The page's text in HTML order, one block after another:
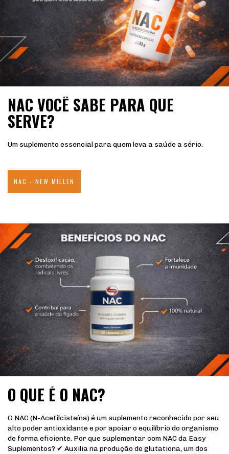
NAC VOCÊ SABE PARA QUE
SERVE?
Um suplemento essencial para quem leva a saúde a sério.
NAC - NEW MILLEN
O QUE É O NAC?
O NAC (N-Acetilcisteína) é um suplemento reconhecido por seu
alto poder antioxidante e por apoiar o equilíbrio do organismo
de forma eficiente. Por que suplementar com NAC da Easy
Suplementos? ✔ Auxilia na produção de glutationa, um dos